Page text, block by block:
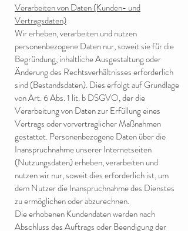
Verarbeiten von Daten (Kunden- und
Vertragsdaten)
Wir erheben, verarbeiten und nutzen
personenbezogene Daten nur, soweit sie für die
Begründung, inhaltliche Ausgestaltung oder
Änderung des Rechtsverhältnisses erforderlich
sind (Bestandsdaten). Dies erfolgt auf Grundlage
von Art. 6 Abs. 1 lit. b DSGVO, der die
Verarbeitung von Daten zur Erfüllung eines
Vertrags oder vorvertraglicher Maßnahmen
gestattet. Personenbezogene Daten über die
Inanspruchnahme unserer Internetseiten
(Nutzungsdaten) erheben, verarbeiten und
nutzen wir nur, soweit dies erforderlich ist, um
dem Nutzer die Inanspruchnahme des Dienstes
zu ermöglichen oder abzurechnen.
Die erhobenen Kundendaten werden nach
Abschluss des Auftrags oder Beendigung der